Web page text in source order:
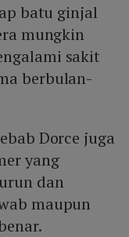
batu ginjal
mungkin
sakit
berbulan-
Dorce juga
yang
dan
maupun